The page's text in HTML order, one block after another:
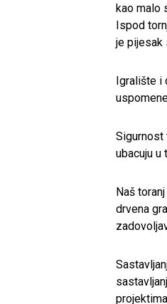
kao malo
Ispod
je pijesak
Igralište i
Sigurnost
ubacuju u
Naš
drvena